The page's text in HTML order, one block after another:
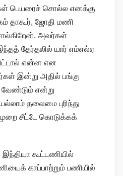
பெயரைச் சொல்ல எனக்கு
தாகூர், ஜோதி மணி
அவர்கள்
தேர்தலில் யார் எம்எல்ஏ
என்ன என
இன்று அதில் பங்கு
வேண்டும் என்று
தலைமை புரிந்து
சீட்டே கொடுக்கக்
இந்தியா கூட்டணியில்
காப்பாற்றும் பணியில்